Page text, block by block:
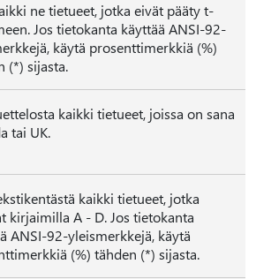
ne tietueet, jotka eivät pääty t-
Jos tietokanta käyttää ANSI-92-
käytä prosenttimerkkiä (%)
(*) sijasta.
kaikki tietueet, joissa on sana
tai UK.
kaikki tietueet, jotka
kirjaimilla A - D. Jos tietokanta
ANSI-92-yleismerkkejä, käytä
(%) tähden (*) sijasta.